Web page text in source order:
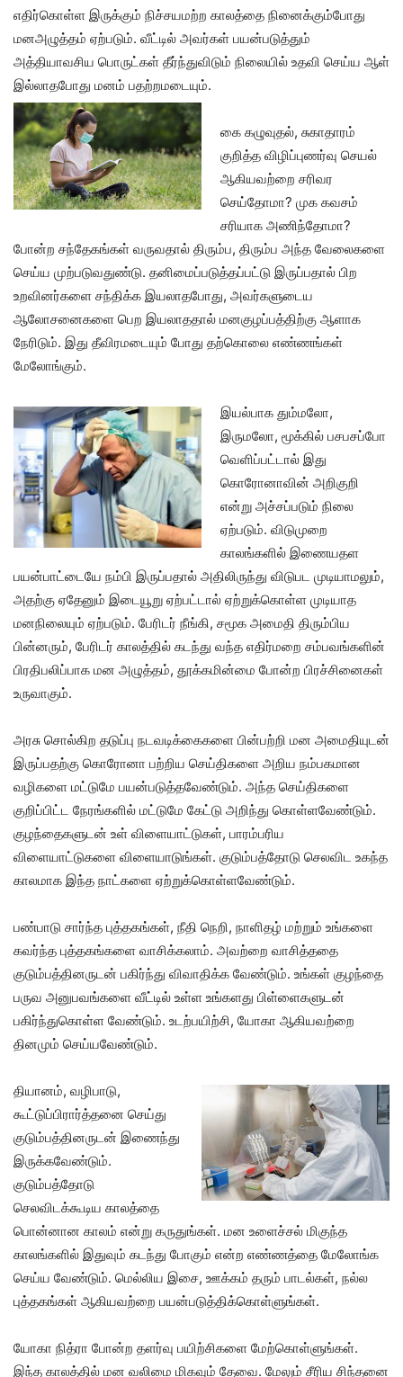
எதிர்கொள்ள இருக்கும் நிச்சயமற்ற காலத்தை நினைக்கும்போது
மனஅழுத்தம் ஏற்படும். வீட்டில் அவர்கள் பயன்படுத்தும்
அத்தியாவசிய பொருட்கள் தீர்ந்துவிடும் நிலையில் உதவி செய்ய ஆள்
இல்லாதபோது மனம் பதற்றமடையும்.
கை கழுவுதல், சுகாதாரம்
குறித்த விழிப்புணர்வு செயல்
ஆகியவற்றை சரிவர
செய்தோமா? முக கவசம்
சரியாக அணிந்தோமா?
போன்ற சந்தேகங்கள் வருவதால் திரும்ப, திரும்ப அந்த வேலைகளை
செய்ய முற்படுவதுண்டு. தனிமைப்படுத்தப்பட்டு இருப்பதால் பிற
உறவினர்களை சந்திக்க இயலாதபோது, அவர்களுடைய
ஆலோசனைகளை பெற இயலாததால் மனகுழப்பத்திற்கு ஆளாக
நேரிடும். இது தீவிரமடையும் போது தற்கொலை எண்ணங்கள்
மேலோங்கும்.
இயல்பாக தும்மலோ,
இருமலோ, மூக்கில் பசபசப்போ
வெளிப்பட்டால் இது
கொரோனாவின் அறிகுறி
என்று அச்சப்படும் நிலை
ஏற்படும். விடுமுறை
காலங்களில் இணையதள
பயன்பாட்டையே நம்பி இருப்பதால் அதிலிருந்து விடுபட முடியாமலும்,
அதற்கு ஏதேனும் இடையூறு ஏற்பட்டால் ஏற்றுக்கொள்ள முடியாத
மனநிலையும் ஏற்படும். பேரிடர் நீங்கி, சமூக அமைதி திரும்பிய
பின்னரும், பேரிடர் காலத்தில் கடந்து வந்த எதிர்மறை சம்பவங்களின்
பிரதிபலிப்பாக மன அழுத்தம், தூக்கமின்மை போன்ற பிரச்சினைகள்
உருவாகும்.
அரசு சொல்கிற தடுப்பு நடவடிக்கைகளை பின்பற்றி மன அமைதியுடன்
இருப்பதற்கு கொரோனா பற்றிய செய்திகளை அறிய நம்பகமான
வழிகளை மட்டுமே பயன்படுத்தவேண்டும். அந்த செய்திகளை
குறிப்பிட்ட நேரங்களில் மட்டுமே கேட்டு அறிந்து கொள்ளவேண்டும்.
குழந்தைகளுடன் உள் விளையாட்டுகள், பாரம்பரிய
விளையாட்டுகளை விளையாடுங்கள். குடும்பத்தோடு செலவிட உகந்த
காலமாக இந்த நாட்களை ஏற்றுக்கொள்ளவேண்டும்.
பண்பாடு சார்ந்த புத்தகங்கள், நீதி நெறி, நாளிதழ் மற்றும் உங்களை
கவர்ந்த புத்தகங்களை வாசிக்கலாம். அவற்றை வாசித்ததை
குடும்பத்தினருடன் பகிர்ந்து விவாதிக்க வேண்டும். உங்கள் குழந்தை
பருவ அனுபவங்களை வீட்டில் உள்ள உங்களது பிள்ளைகளுடன்
பகிர்ந்துகொள்ள வேண்டும். உடற்பயிற்சி, யோகா ஆகியவற்றை
தினமும் செய்யவேண்டும்.
தியானம், வழிபாடு,
கூட்டுப்பிரார்த்தனை செய்து
குடும்பத்தினருடன் இணைந்து
இருக்கவேண்டும்.
குடும்பத்தோடு
செலவிடக்கூடிய காலத்தை
பொன்னான காலம் என்று கருதுங்கள். மன உளைச்சல் மிகுந்த
காலங்களில் இதுவும் கடந்து போகும் என்ற எண்ணத்தை மேலோங்க
செய்ய வேண்டும். மெல்லிய இசை, ஊக்கம் தரும் பாடல்கள், நல்ல
புத்தகங்கள் ஆகியவற்றை பயன்படுத்திக்கொள்ளுங்கள்.
யோகா நித்ரா போன்ற தளர்வு பயிற்சிகளை மேற்கொள்ளுங்கள்.
இந்த காலத்தில் மன வலிமை மிகவும் தேவை. மேலும் சீரிய சிந்தனை